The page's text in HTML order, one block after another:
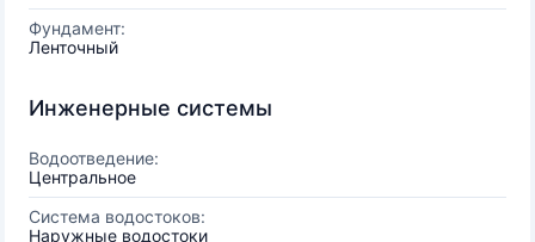
Фундамент:
Ленточный
Инженерные системы
Водоотведение:
Центральное
Система водостоков:
Наружные водостоки